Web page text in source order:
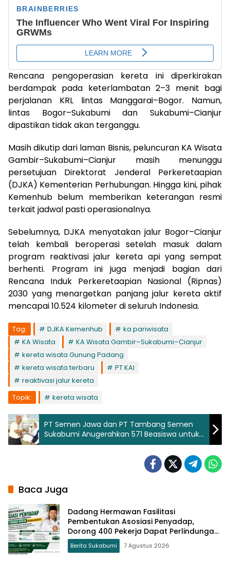
Rencana pengoperasian kereta ini diperkirakan
berdampak pada keterlambatan 2–3 menit bagi
perjalanan KRL lintas Manggarai–Bogor. Namun,
lintas Bogor–Sukabumi dan Sukabumi–Cianjur
dipastikan tidak akan terganggu.
Masih dikutip dari laman Bisnis, peluncuran KA Wisata
Gambir–Sukabumi–Cianjur masih menunggu
persetujuan Direktorat Jenderal Perkeretaapian
(DJKA) Kementerian Perhubungan. Hingga kini, pihak
Kemenhub belum memberikan keterangan resmi
terkait jadwal pasti operasionalnya.
Sebelumnya, DJKA menyatakan jalur Bogor–Cianjur
telah kembali beroperasi setelah masuk dalam
program reaktivasi jalur kereta api yang sempat
berhenti. Program ini juga menjadi bagian dari
Rencana Induk Perkeretaapian Nasional (Ripnas)
2030 yang menargetkan panjang jalur kereta aktif
mencapai 10.524 kilometer di seluruh Indonesia.
Tag: DJKA Kemenhub
ka pariwisata
KA Wisata
KA Wisata Gambir–Sukabumi–Cianjur
kereta wisata Gunung Padang
kereta wisata terbaru
PT KAI
reaktivasi jalur kereta
Topik:
kereta wisata
PT Semen Jawa dan PT Tambang Semen
Sukabumi Anugerahkan 571 Beasiswa untuk
Pelajar Sukabumi
Baca Juga
Dadang Hermawan Fasilitasi
Pembentukan Asosiasi Penyadap,
Dorong 400 Pekerja Dapat Perlindungan
BPJS
Berita Sukabumi 7 Agustus 2026